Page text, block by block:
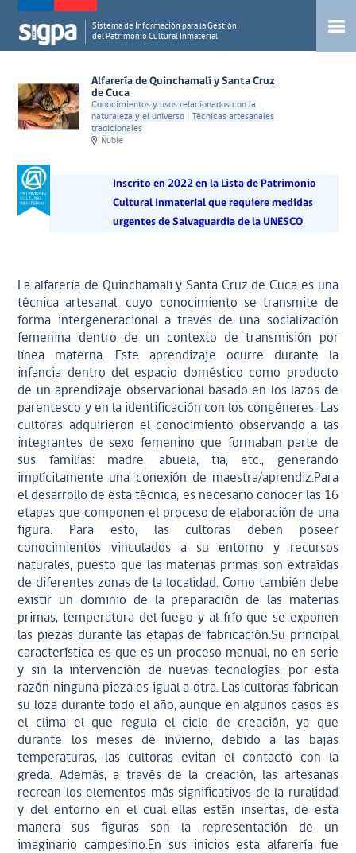
Sistema de Información para la Gestión
del Patrimonio Cultural Inmaterial
Alfarería de Quinchamalí y Santa Cruz
de Cuca
Conocimientos y usos relacionados con la
naturaleza y el universo |Técnicas artesanales
tradicionales
Ñuble
Inscrito en 2022 en la Lista de Patrimonio
Cultural Inmaterial que requiere medidas
urgentes de Salvaguardia de la UNESCO
La alfarería de Quinchamalí y Santa Cruz de Cuca es una
técnica artesanal, cuyo conocimiento se transmite de
forma intergeneracional a través de una socialización
femenina dentro de un contexto de transmisión por
línea materna. Este aprendizaje ocurre durante la
infancia dentro del espacio doméstico como producto
de un aprendizaje observacional basado en los lazos de
parentesco y en la identificación con los congéneres. Las
cultoras adquirieron el conocimiento observando a las
integrantes de sexo femenino que formaban parte de
sus familias: madre, abuela, tía, etc., generando
implícitamente una conexión de maestra/aprendiz.Para
el desarrollo de esta técnica, es necesario conocer las 16
etapas que componen el proceso de elaboración de una
figura. Para esto, las cultoras deben poseer
conocimientos vinculados a su entorno y recursos
naturales, puesto que las materias primas son extraídas
de diferentes zonas de la localidad. Como también debe
existir un dominio de la preparación de las materias
primas, temperatura del fuego y al frío que se exponen
las piezas durante las etapas de fabricación.Su principal
característica es que es un proceso manual, no en serie
y sin la intervención de nuevas tecnologías, por esta
razón ninguna pieza es igual a otra. Las cultoras fabrican
su loza durante todo el año, aunque en algunos casos es
el clima el que regula el ciclo de creación, ya que
durante los meses de invierno, debido a las bajas
temperaturas, las cultoras evitan el contacto con la
greda. Además, a través de la creación, las artesanas
recrean los elementos más significativos de la ruralidad
y del entorno en el cual ellas están insertas, de esta
manera sus figuras son la representación de un
imaginario campesino.En sus inicios esta alfarería fue